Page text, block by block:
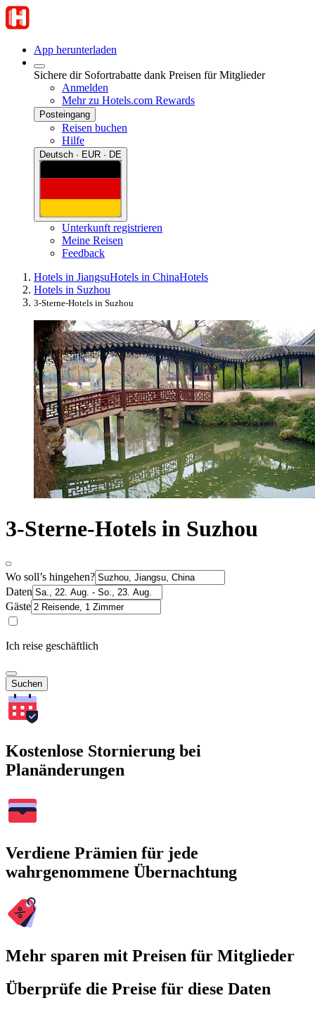
App herunterladen
Sichere dir Sofortrabatte dank Preisen für Mitglieder
Anmelden
Mehr zu Hotels.com Rewards
Posteingang
Reisen buchen
Hilfe
Deutsch · EUR · DE
Unterkunft registrieren
Meine Reisen
Feedback
Hotels in JiangsuHotels in ChinaHotels
Hotels in Suzhou
3-Sterne-Hotels in Suzhou
3-Sterne-Hotels in Suzhou
Wo soll’s hingehen?
Daten
Gäste
Ich reise geschäftlich
Suchen
Kostenlose Stornierung bei
Planänderungen
Verdiene Prämien für jede
wahrgenommene Übernachtung
Mehr sparen mit Preisen für Mitglieder
Überprüfe die Preise für diese Daten